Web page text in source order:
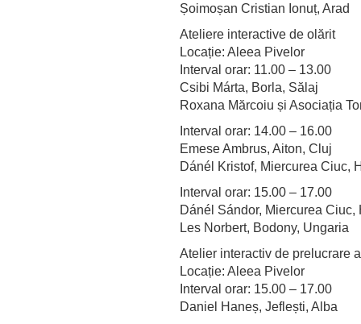
Șoimoșan Cristian Ionuț, Arad
Ateliere interactive de olărit
Locație: Aleea Pivelor
Interval orar: 11.00 – 13.00
Csibi Márta, Borla, Sălaj
Roxana Mărcoiu și Asociația
Interval orar: 14.00 – 16.00
Emese Ambrus, Aiton, Cluj
Dánél Kristof, Miercurea Ciuc,
Interval orar: 15.00 – 17.00
Dánél Sándor, Miercurea Ciuc,
Les Norbert, Bodony, Ungaria
Atelier interactiv de prelucrare
Locație: Aleea Pivelor
Interval orar: 15.00 – 17.00
Daniel Haneș, Jeflești, Alba